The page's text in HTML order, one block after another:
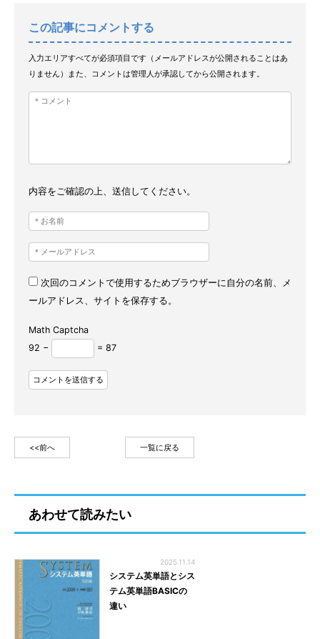
この記事にコメントする
入力エリアすべてが必須項目です（メールアドレスが公開されることはあ
りません）また、コメントは管理人が承認してから公開されます。
内容をご確認の上、送信してください。
次回のコメントで使用するためブラウザーに自分の名前、メ
ールアドレス、サイトを保存する。
Math Captcha
92 −
= 87
<<前へ 一覧に戻る
あわせて読みたい
2025.11.14
システム英単語とシス
テム英単語BASICの
違い